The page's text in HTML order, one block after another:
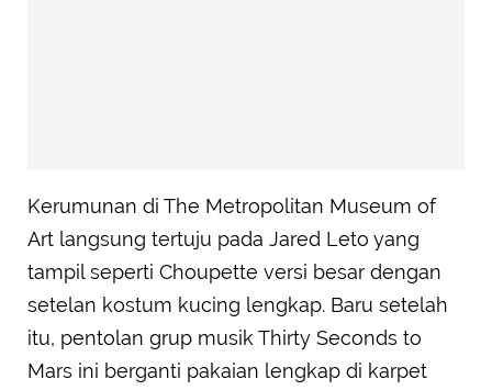
Kerumunan di The Metropolitan Museum of
Art langsung tertuju pada Jared Leto yang
tampil seperti Choupette versi besar dengan
setelan kostum kucing lengkap. Baru setelah
itu, pentolan grup musik Thirty Seconds to
Mars ini berganti pakaian lengkap di karpet